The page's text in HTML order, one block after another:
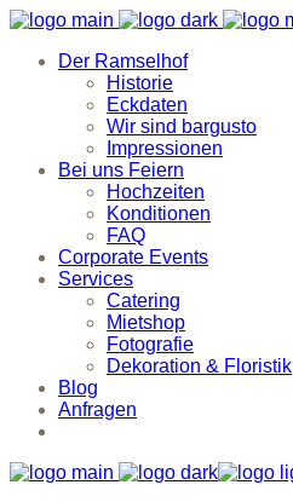
Der Ramselhof
Historie
Eckdaten
Wir sind bargusto
Impressionen
Bei uns Feiern
Hochzeiten
Konditionen
FAQ
Corporate Events
Services
Catering
Mietshop
Fotografie
Dekoration & Floristik
Blog
Anfragen